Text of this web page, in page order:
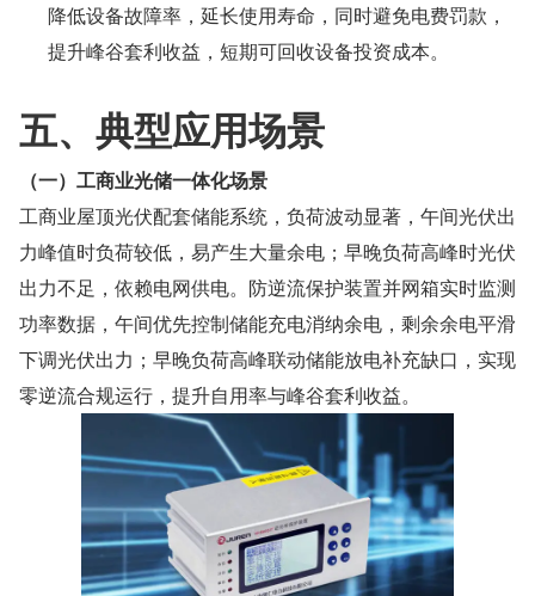
降低设备故障率，延长使用寿命，同时避免电费罚款，
提升峰谷套利收益，短期可回收设备投资成本。
五、典型应用场景
（一）工商业光储一体化场景
工商业屋顶光伏配套储能系统，负荷波动显著，午间光伏出
力峰值时负荷较低，易产生大量余电；早晚负荷高峰时光伏
出力不足，依赖电网供电。防逆流保护装置并网箱实时监测
功率数据，午间优先控制储能充电消纳余电，剩余余电平滑
下调光伏出力；早晚负荷高峰联动储能放电补充缺口，实现
零逆流合规运行，提升自用率与峰谷套利收益。